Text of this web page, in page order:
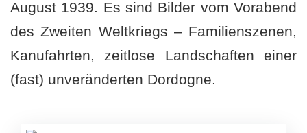
August 1939. Es sind Bilder vom Vorabend
des Zweiten Weltkriegs – Familienszenen,
Kanufahrten, zeitlose Landschaften einer
(fast) unveränderten Dordogne.